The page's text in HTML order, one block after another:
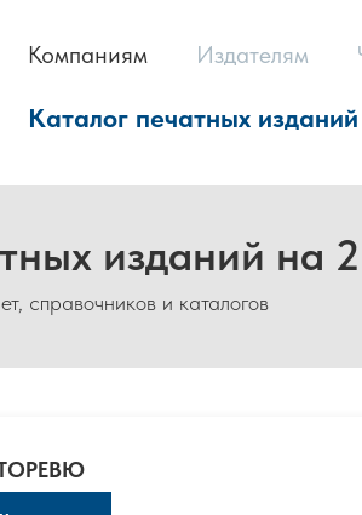
Компаниям Издателям
Каталог печатных изданий
изданий на
справочников и каталогов